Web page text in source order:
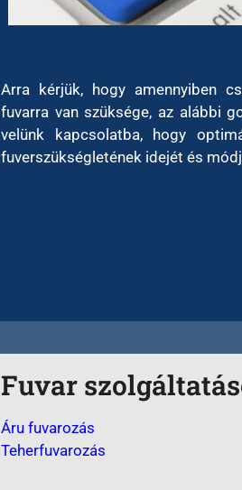
Arra kérjük, hogy amennyiben
fuvarra van szüksége, az alábbi
velünk kapcsolatba, hogy
fuverszükségletének idejét és
Fuvar
Áru fuvarozás
Teherfuvarozás